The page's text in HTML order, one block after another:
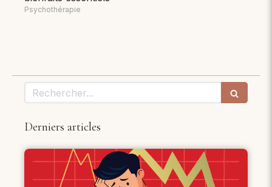
Psychothérapie
Rechercher
Derniers articles